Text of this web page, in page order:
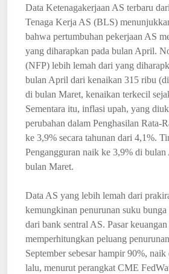
Data Ketenagakerjaan AS terbaru
Tenaga Kerja AS (BLS)
bahwa pertumbuhan pekerjaan AS
yang diharapkan pada bulan April.
(NFP) lebih lemah dari yang
bulan April dari kenaikan 315 ribu
di bulan Maret, kenaikan terkecil
Sementara itu, inflasi upah, yang
perubahan dalam Penghasilan Rata-
ke 3,9% secara tahunan dari 4,1%.
Pengangguran naik ke 3,9% di
bulan Maret.
Data AS yang lebih lemah dari
kemungkinan penurunan suku
dari bank sentral AS. Pasar keuangan
memperhitungkan peluang
September sebesar hampir 90%,
lalu, menurut perangkat CME